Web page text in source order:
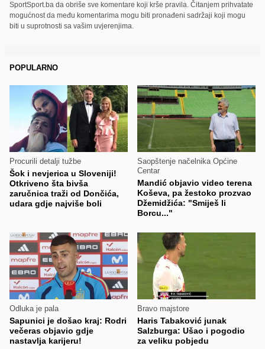
SportSport.ba da obriše sve komentare koji krše pravila. Čitanjem prihvatate
mogućnost da među komentarima mogu biti pronađeni sadržaji koji mogu
biti u suprotnosti sa vašim uvjerenjima.
POPULARNO
Procurili detalji tužbe
Šok i nevjerica u Sloveniji!
Otkriveno šta bivša
zaručnica traži od Dončića,
udara gdje najviše boli
Saopštenje načelnika Općine
Centar
Mandić objavio video terena
Koševa, pa žestoko prozvao
Džemidžića: "Smiješ li
Borcu..."
Odluka je pala
Sapunici je došao kraj: Rodri
večeras objavio gdje
nastavlja karijeru!
Bravo majstore
Haris Tabaković junak
Salzburga: Ušao i pogodio
za veliku pobjedu